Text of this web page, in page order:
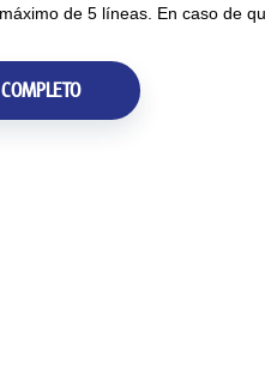
de 5 líneas. En caso de